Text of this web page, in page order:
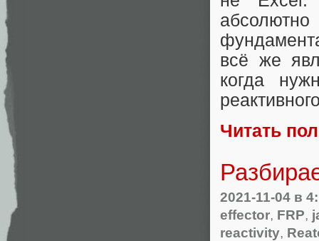
всё же
когда
Читать
2021-11-04 в
effector, FRP,
reactivity,